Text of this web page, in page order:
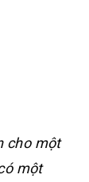
cho một
một